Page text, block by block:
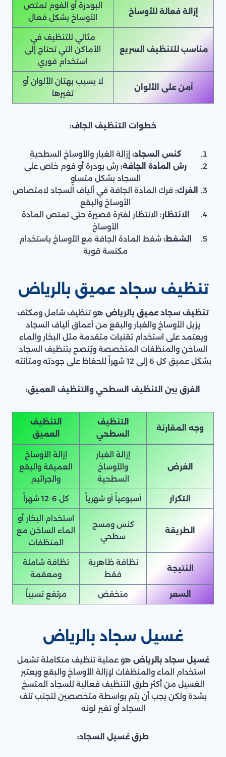
إزالة فعالة للأوساخ
البودرة أو الفوم تمتص
الأوساخ بشكل فعال
مناسب للتنظيف السريع
مثالي للتنظيف في
الأماكن التي تحتاج إلى
استخدام فوري
آمن على الألوان
لا يسبب بهتان الألوان أو
تغيرها
خطوات التنظيف الجاف:
كنس السجاد: إزالة الغبار والأوساخ السطحية
رش المادة الجافة: رش بودرة أو فوم خاص على
السجاد بشكل متساوٍ
الفرك: فرك المادة الجافة في ألياف السجاد لامتصاص
الأوساخ والبقع
الانتظار: الانتظار لفترة قصيرة حتى تمتص المادة
الأوساخ
الشفط: شفط المادة الجافة مع الأوساخ باستخدام
مكنسة قوية
تنظيف سجاد عميق بالرياض
تنظيف سجاد عميق بالرياض هو تنظيف شامل ومكثف
يزيل الأوساخ والغبار والبقع من أعماق ألياف السجاد
ويعتمد على استخدام تقنيات متقدمة مثل البخار والماء
الساخن والمنظفات المتخصصة ويُنصح بتنظيف السجاد
بشكل عميق كل 6 إلى 12 شهراً للحفاظ على جودته ومتانته
الفرق بين التنظيف السطحي والتنظيف العميق:
وجه المقارنة
التنظيف
السطحي
التنظيف
العميق
الغرض
إزالة الغبار
والأوساخ
السطحية
إزالة الأوساخ
العميقة والبقع
والجراثيم
التكرار أسبوعياً أو شهرياً كل 6-12 شهراً
الطريقة
كنس ومسح
سطحي
استخدام البخار أو
الماء الساخن مع
المنظفات
النتيجة
نظافة ظاهرية
فقط
نظافة شاملة
ومعقمة
السعر منخفض مرتفع نسبياً
غسيل سجاد بالرياض
غسيل سجاد بالرياض هو عملية تنظيف متكاملة تشمل
استخدام الماء والمنظفات لإزالة الأوساخ والبقع ويعتبر
الغسيل من أكثر طرق التنظيف فعالية للسجاد المتسخ
بشدة ولكن يجب أن يتم بواسطة متخصصين لتجنب تلف
السجاد أو تغير لونه
طرق غسيل السجاد: